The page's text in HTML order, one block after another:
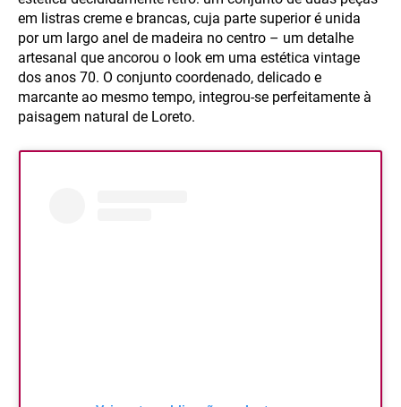
em listras creme e brancas, cuja parte superior é unida
por um largo anel de madeira no centro – um detalhe
artesanal que ancorou o look em uma estética vintage
dos anos 70. O conjunto coordenado, delicado e
marcante ao mesmo tempo, integrou-se perfeitamente à
paisagem natural de Loreto.